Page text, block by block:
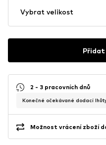
Vybrat velikost
Přidat
2 - 3 pracovních dnů
Konečné očekávané dodací
Možnost vrácení zboží